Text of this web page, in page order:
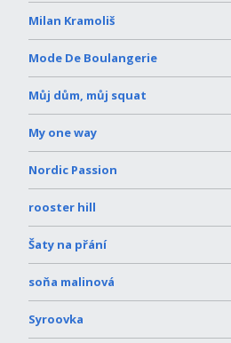
Milan Kramoliš
Mode De Boulangerie
Můj dům, můj squat
My one way
Nordic Passion
rooster hill
Šaty na přání
soňa malinová
Syroovka